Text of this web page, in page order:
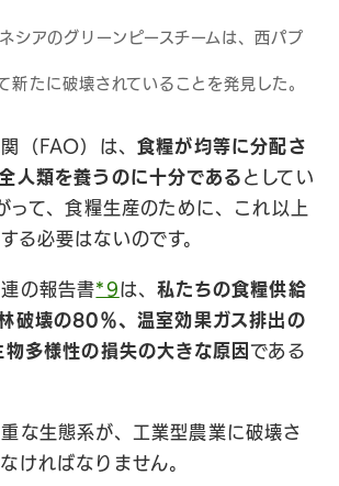
シアのグリーンピースチームは、西パプ
新たに破壊されていることを発見した。
（FAO）は、 食糧が均等に分配さ
人類を養うのに十分である としてい
って、食糧生産のために、これ以上
る必要はないのです。
の報告書*9は、私たちの食糧供給
破壊の80％、温室効果ガス排出の
多様性の損失の大きな原因 である
な生態系が、工業型農業に破壊さ
ければなりません。